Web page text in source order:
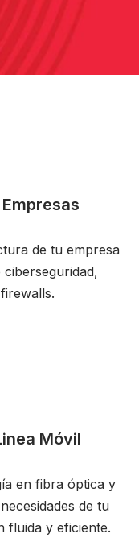
de tu empresa
Móvil
en fibra óptica y
de tu
fluida y eficiente.